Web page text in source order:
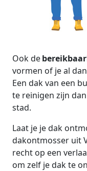
Ook de
vormen of je al
Een dak van een
te reinigen zijn
stad.
Laat je je dak
dakontmosser uit
recht op een
om zelf je dak te